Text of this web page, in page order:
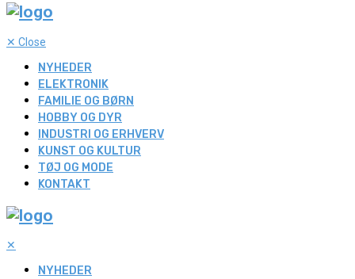
✕ Close
NYHEDER
ELEKTRONIK
FAMILIE OG BØRN
HOBBY OG DYR
INDUSTRI OG ERHVERV
KUNST OG KULTUR
TØJ OG MODE
KONTAKT
✕
NYHEDER